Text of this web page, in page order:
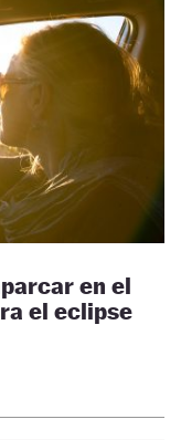
en el
el eclipse